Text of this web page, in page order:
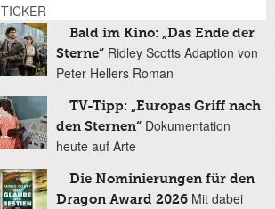
TICKER
Bald im Kino: „Das Ende der
Sterne“ Ridley Scotts Adaption von
Peter Hellers Roman
TV-Tipp: „Europas Griff nach
den Sternen“ Dokumentation
heute auf Arte
Die Nominierungen für den
Dragon Award 2026 Mit dabei